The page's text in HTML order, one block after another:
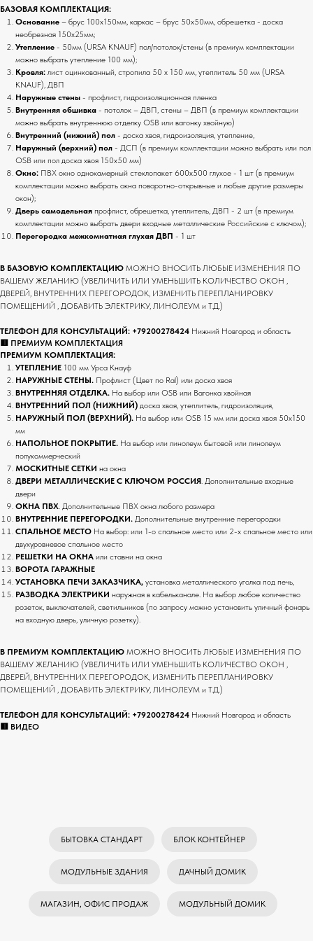
БАЗОВАЯ КОМПЛЕКТАЦИЯ:
Основание – брус 100х150мм, каркас – брус 50х50мм, обрешетка - доска
необрезная 150х25мм;
Утепление - 50мм (URSA KNAUF) пол/потолок/стены (в премиум комплектации
можно выбрать утепление 100 мм);
Кровля: лист оцинкованный, стропила 50 х 150 мм, утеплитель 50 мм (URSA
KNAUF), ДВП
Наружные стены - профлист, гидроизоляционная пленка
Внутренняя обшивка - потолок – ДВП, стены – ДВП (в премиум комплектации
можно выбрать внутреннюю отделку OSB или вагонку хвойную)
Внутренний (нижний) пол - доска хвоя, гидроизоляция, утепление,
Наружный (верхний) пол - ДСП (в премиум комплектации можно выбрать или пол
OSB или пол доска хвоя 150х50 мм)
Окно: ПВХ окно однокамерный стеклопакет 600х500 глухое - 1 шт (в премиум
комплектации можно выбрать окна поворотно-открывные и любые другие размеры
окон);
Дверь самодельная профлист, обрешетка, утеплитель, ДВП - 2 шт (в премиум
комплектации можно выбрать двери входные металлические Российские с ключом);
Перегородка межкомнатная глухая ДВП - 1 шт
В БАЗОВУЮ КОМПЛЕКТАЦИЮ МОЖНО ВНОСИТЬ ЛЮБЫЕ ИЗМЕНЕНИЯ ПО
ВАШЕМУ ЖЕЛАНИЮ (УВЕЛИЧИТЬ ИЛИ УМЕНЬШИТЬ КОЛИЧЕСТВО ОКОН ,
ДВЕРЕЙ, ВНУТРЕННИХ ПЕРЕГОРОДОК, ИЗМЕНИТЬ ПЕРЕПЛАНИРОВКУ
ПОМЕЩЕНИЙ , ДОБАВИТЬ ЭЛЕКТРИКУ, ЛИНОЛЕУМ и Т.Д.)
ТЕЛЕФОН ДЛЯ КОНСУЛЬТАЦИЙ: +79200278424 Нижний Новгород и область
🟥 ПРЕМИУМ КОМПЛЕКТАЦИЯ
ПРЕМИУМ КОМПЛЕКТАЦИЯ:
УТЕПЛЕНИЕ 100 мм Урса Кнауф
НАРУЖНЫЕ СТЕНЫ. Профлист (Цвет по Ral) или доска хвоя
ВНУТРЕННЯЯ ОТДЕЛКА. На выбор или OSB или Вагонка хвойная
ВНУТРЕННИЙ ПОЛ (НИЖНИЙ) доска хвоя, утеплитель, гидроизоляция,
НАРУЖНЫЙ ПОЛ (ВЕРХНИЙ). На выбор или OSB 15 мм или доска хвоя 50х150
мм
НАПОЛЬНОЕ ПОКРЫТИЕ. На выбор или линолеум бытовой или линолеум
полукоммерческий
МОСКИТНЫЕ СЕТКИ на окна
ДВЕРИ МЕТАЛЛИЧЕСКИЕ С КЛЮЧОМ РОССИЯ . Дополнительные входные
двери
ОКНА ПВХ . Дополнительные ПВХ окна любого размера
ВНУТРЕННИЕ ПЕРЕГОРОДКИ. Дополнительные внутренние перегородки
СПАЛЬНОЕ МЕСТО На выбор: или 1-о спальное место или 2-х спальное место или
двухуровневое спальное место
РЕШЕТКИ НА ОКНА или ставни на окна
ВОРОТА ГАРАЖНЫЕ
УСТАНОВКА ПЕЧИ ЗАКАЗЧИКА, установка металлического уголка под печь,
РАЗВОДКА ЭЛЕКТРИКИ наружная в кабельканале. На выбор любое количество
розеток, выключателей, светильников (по запросу можно установить уличный фонарь
на входную дверь, уличную розетку).
В ПРЕМИУМ КОМПЛЕКТАЦИЮ МОЖНО ВНОСИТЬ ЛЮБЫЕ ИЗМЕНЕНИЯ ПО
ВАШЕМУ ЖЕЛАНИЮ (УВЕЛИЧИТЬ ИЛИ УМЕНЬШИТЬ КОЛИЧЕСТВО ОКОН ,
ДВЕРЕЙ, ВНУТРЕННИХ ПЕРЕГОРОДОК, ИЗМЕНИТЬ ПЕРЕПЛАНИРОВКУ
ПОМЕЩЕНИЙ , ДОБАВИТЬ ЭЛЕКТРИКУ, ЛИНОЛЕУМ и Т.Д.)
ТЕЛЕФОН ДЛЯ КОНСУЛЬТАЦИЙ: +79200278424 Нижний Новгород и область
🟥 ВИДЕО
БЫТОВКА СТАНДАРТ БЛОК КОНТЕЙНЕР
МОДУЛЬНЫЕ ЗДАНИЯ ДАЧНЫЙ ДОМИК
МАГАЗИН, ОФИС ПРОДАЖ МОДУЛЬНЫЙ ДОМИК